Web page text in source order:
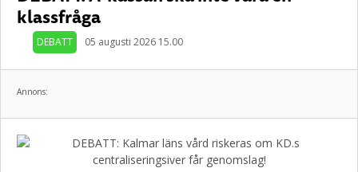
klassfråga
DEBATT 05 augusti 2026 15.00
Annons: